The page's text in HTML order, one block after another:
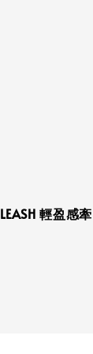
輕盈感牽